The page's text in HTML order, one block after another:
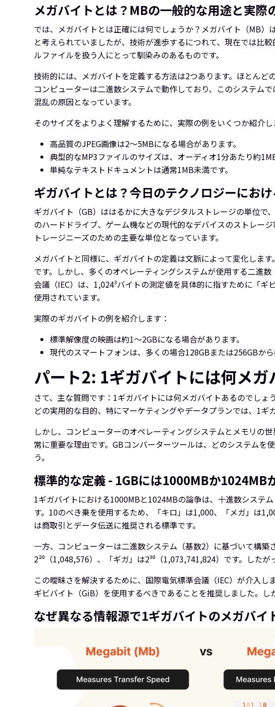
メガバイトとは？MBの一般的な用途と実際
では、メガバイトとは正確には何でしょうか？メガバイト（MB
と考えられていましたが、技術が進歩するにつれて、現在では比
ルファイルを扱う人にとって馴染みのあるものです。
技術的には、メガバイトを定義する方法は2つあります。ほとんど
コンピューターは二進数システムで動作しており、このシステム
混乱の原因となっています。
そのサイズをよりよく理解するために、実際の例をいくつか紹介し
高品質のJPEG画像は2〜5MBになる場合があります。
典型的なMP3ファイルのサイズは、オーディオ1分あたり約1MB
単純なテキストドキュメントは通常1MB未満です。
ギガバイトとは？今日のテクノロジーにお
ギガバイト（GB）ははるかに大きなデジタルストレージの単位
のハードドライブ、ゲーム機などの現代的なデバイスのストレー
トレージニーズのための主要な単位となっています。
メガバイトと同様に、ギガバイトの定義は文脈によって変化しま
です。しかし、多くのオペレーティングシステムが使用する二進
会議（IEC）は、1,024³バイトの測定値を具体的に指すために「
使用されています。
実際のギガバイトの例を紹介します：
標準解像度の映画は約1〜2GBになる場合があります。
現代のスマートフォンは、多くの場合128GBまたは256GBか
パート2: 1ギガバイトには何メガ
さて、主な質問です：1ギガバイトには何メガバイトあるのでし
どの実用的な目的、特にマーケティングやデータプランでは、1ギ
しかし、コンピューターのオペレーティングシステムとメモリの
常に重要な理由です。GBコンバーターツールは、どのシステム
う。
標準的な定義 - 1GBには1000MBか1024MB
1ギガバイトにおける1000MBと1024MBの論争は、十進数システ
す。10のべき乗を使用するため、「キロ」は1,000、「メガ」は
は商取引とデータ伝送に推奨される標準です。
一方、コンピューターは二進数システム（基数2）に基づいて構
2²⁰（1,048,576）、「ギガ」は2³⁰（1,073,741,824）です。した
この曖昧さを解決するために、国際電気標準会議（IEC）が介入
ギビバイト（GiB）を使用するべきであることを推奨しました。し
なぜ異なる情報源で1ギガバイトのメガバイ